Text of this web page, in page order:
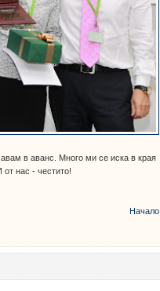
в аванс. Много ми се иска в края
от нас - честито!
Начало